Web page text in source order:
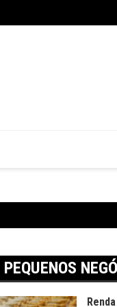
2025 tem alta busca
PEQUENOS